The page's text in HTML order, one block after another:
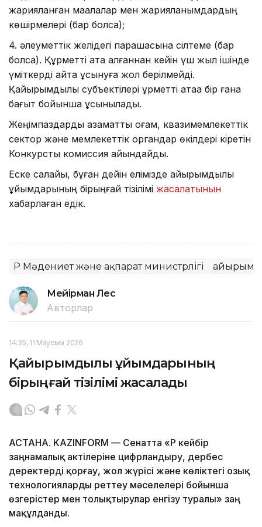
жарияланған мақалалар мен жарияланымдардың
көшірмелері (бар болса);
4. әлеуметтік желідегі парақшасына сілтеме (бар
болса). Құрметті атақ алғаннан кейін үш жыл ішінде
үміткерді қайта ұсынуға жол берілмейді.
Қайырымдылық субъектілері құрметті атаққа бір ғана
бағыт бойынша ұсынылады.
Жеңімпаздарды азаматтық қоғам, квазимемлекеттік
сектор және мемлекеттік органдар өкілдері кіретін
Конкурстық комиссия айқындайды.
Еске салайық, бұған дейін елімізде қайырымдылық
ұйымдарының бірыңғай тізілімі жасалатынын
хабарлаған едік.
ҚР Мәдениет және ақпарат министрлігі
Мейірман Лес
Авторлар
14:35, 11 Маусым 2026
Қайырымдылық ұйымдарының
бірыңғай тізілімі жасалады
АСТАНА. KAZINFORM — Сенатта «ҚР кейбір
заңнамалық актілеріне цифрландыру, дербес
деректерді қорғау, жол жүрісі және көліктегі озық
технологияларды реттеу мәселелері бойынша
өзгерістер мен толықтырулар енгізу туралы» заң
мақұлданды.